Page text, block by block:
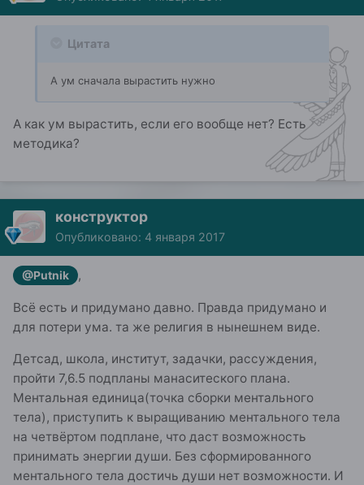
Цитата
А ум сначала вырастить нужно
А как ум вырастить, если его вообще нет? Есть
методика?
конструктор
Опубликовано: 4 января 2017
@Putnik ,
Всё есть и придумано давно. Правда придумано и
для потери ума. та же религия в нынешнем виде.
Детсад, школа, институт, задачки, рассуждения,
пройти 7,6.5 подпланы манаситеского плана.
Ментальная единица(точка сборки ментального
тела), приступить к выращиванию ментального тела
на четвёртом подплане, что даст возможность
принимать энергии души. Без сформированного
ментального тела достичь души нет возможности. И